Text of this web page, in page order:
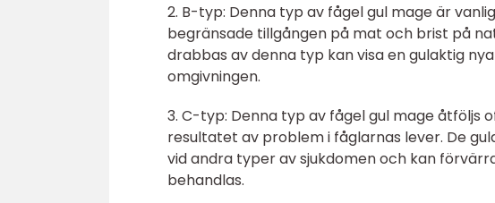
2. B-typ: Denna typ av fågel gul mage är
begränsade tillgången på mat och brist på
drabbas av denna typ kan visa en gulaktig
omgivningen.
3. C-typ: Denna typ av fågel gul mage åtföljs
resultatet av problem i fåglarnas lever. De
vid andra typer av sjukdomen och kan
behandlas.